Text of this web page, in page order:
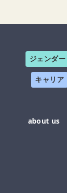
ジェンダー
キャリア
about us